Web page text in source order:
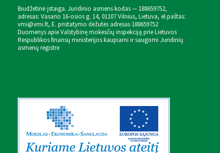
Biudžetinė įstaiga. Juridinio asmens kodas — 188659752,
adresas: Vasario 16-osios g. 14, 01107 Vilnius, Lietuva, el.paštas:
vmi@vmi.lt, E. pristatymo dėžutės adresas 188659752
Duomenys apie Valstybinę mokesčių inspekciją prie Lietuvos
Respublikos finansų ministerijos kaupiami ir saugomi Juridinių
asmenų registre